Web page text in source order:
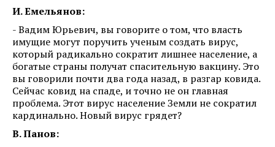
И. Емельянов:
- Вадим Юрьевич, вы говорите о том, что власть
имущие могут поручить ученым создать вирус,
который радикально сократит лишнее население, а
богатые страны получат спасительную вакцину. Это
вы говорили почти два года назад, в разгар ковида.
Сейчас ковид на спаде, и точно не он главная
проблема. Этот вирус население Земли не сократил
кардинально. Новый вирус грядет?
В. Панов: